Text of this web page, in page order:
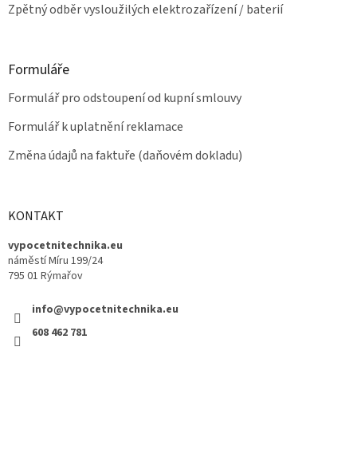
Zpětný odběr vysloužilých elektrozařízení / baterií
Formuláře
Formulář pro odstoupení od kupní smlouvy
Formulář k uplatnění reklamace
Změna údajů na faktuře (daňovém dokladu)
KONTAKT
vypocetnitechnika.eu
náměstí Míru 199/24
795 01 Rýmařov
info@vypocetnitechnika.eu
608 462 781